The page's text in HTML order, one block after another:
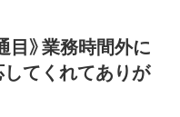
目》業務時間外に
してくれてありが